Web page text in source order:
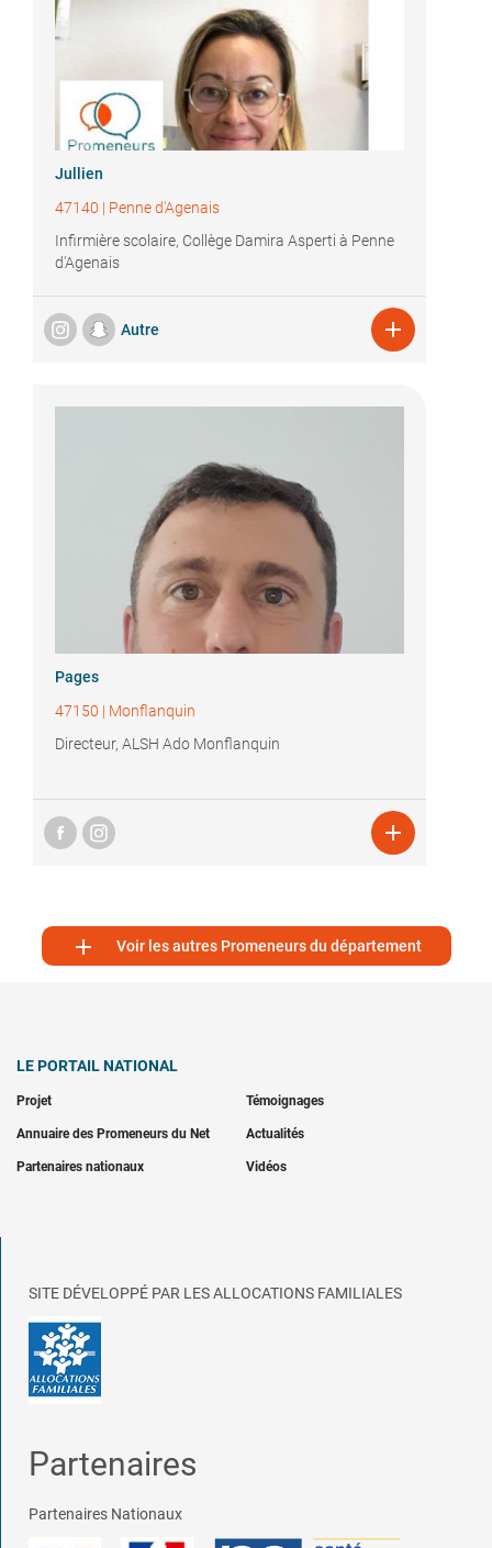
Jullien
47140 | Penne d'Agenais
Infirmière scolaire, Collège Damira Asperti à Penne
d'Agenais
Autre 
Pages
47150 | Monflanquin
Directeur, ALSH Ado Monflanquin

 Voir les autres Promeneurs du département
LE PORTAIL NATIONAL
Projet Témoignages
Annuaire des Promeneurs du Net Actualités
Partenaires nationaux Vidéos
SITE DÉVELOPPÉ PAR LES ALLOCATIONS FAMILIALES
Partenaires
Partenaires Nationaux